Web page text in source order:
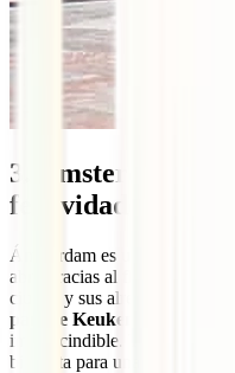
3. Ámsterdam,
festividades
Ámsterdam es uno de los
abril gracias al
florecimiento
ciudad y sus alrededores en
parque Keukenhof
, con
imprescindible. También
bicicleta para una experiencia